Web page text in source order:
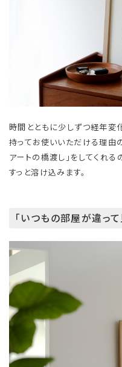
時間とともに少しずつ経年変
持ってお使いいただける理由
アートの橋渡し」をしてくれ
すっと溶け込みます。
「いつもの部屋が違っ